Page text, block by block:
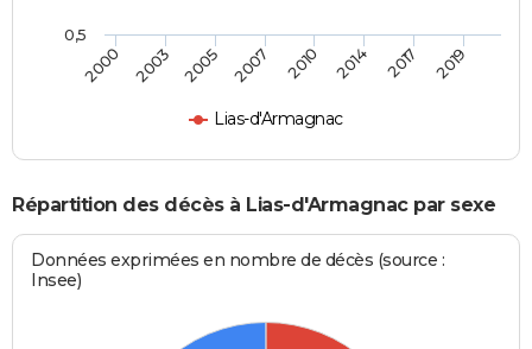
Lias-d'Armagnac
2000 2003 2005 2007 2010 2014 2017 2019
0,5
Répartition des décès à Lias-d'Armagnac par sexe
Données exprimées en nombre de décès (source :
Insee)